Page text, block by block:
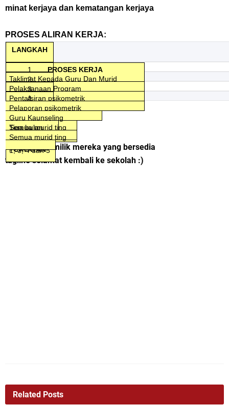
minat kerjaya dan kematangan kerjaya
PROSES ALIRAN KERJA:
LANGKAH
PROSES KERJA
TANGGUNGJAWAB
KPI
SASARAN
CATATAN*
1
Taklimat Kepada Guru Dan Murid
Guru Kaunseling
Sejam
Semua warga
sekolah
2
Pelaksanaan Program
Guru Kaunseling
Mengikut
masa setiap
kertas
psikometrik
Semua murid ting
1, 3, 4 dan 5
3
Pentafsiran psikometrik
Guru Kaunseling
2 jam
Semua murid ting
1, 3, 4 dan 5
4
Pelaporan psikometrik
Guru Kaunseling
Tiga bulan
Semua murid ting
1, 3, 4 dan 5
Masa depan milik mereka yang bersedia
tagline selamat kembali ke sekolah :)
Related Posts